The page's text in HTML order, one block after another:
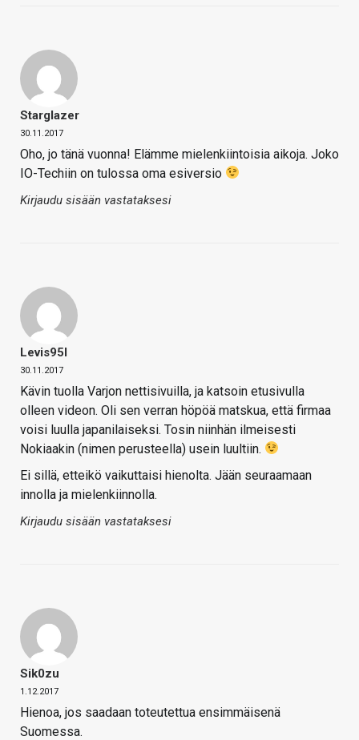
Starglazer
30.11.2017
Oho, jo tänä vuonna! Elämme mielenkiintoisia aikoja. Joko
IO-Techiin on tulossa oma esiversio
Kirjaudu sisään vastataksesi
Levis95l
30.11.2017
Kävin tuolla Varjon nettisivuilla, ja katsoin etusivulla
olleen videon. Oli sen verran höpöä matskua, että firmaa
voisi luulla japanilaiseksi. Tosin niinhän ilmeisesti
Nokiaakin (nimen perusteella) usein luultiin.
Ei sillä, etteikö vaikuttaisi hienolta. Jään seuraamaan
innolla ja mielenkiinnolla.
Kirjaudu sisään vastataksesi
Sik0zu
1.12.2017
Hienoa, jos saadaan toteutettua ensimmäisenä
Suomessa.